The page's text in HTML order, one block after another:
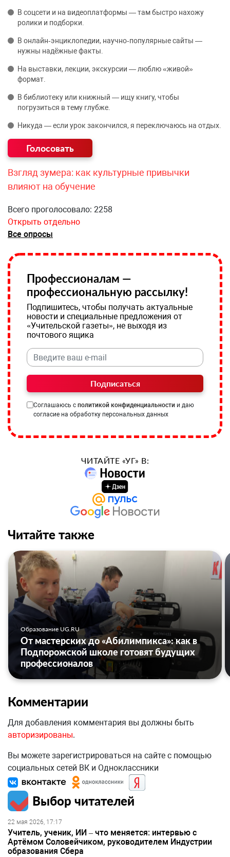
В соцсети и на видеоплатформы — там быстро нахожу
ролики и подборки.
В онлайн‑энциклопедии, научно‑популярные сайты —
нужны надёжные факты.
На выставки, лекции, экскурсии — люблю «живой»
формат.
В библиотеку или книжный — ищу книгу, чтобы
погрузиться в тему глубже.
Никуда — если урок закончился, я переключаюсь на отдых.
Взгляд зумера: как культурные привычки
влияют на обучение
Всего проголосовало: 2258
Открыть отдельно
Все опросы
Профессионалам —
профессиональную рассылку!
Подпишитесь, чтобы получать актуальные
новости и специальные предложения от
«Учительской газеты», не выходя из
почтового ящика
Подписаться
Соглашаюсь с политикой конфиденциальности и даю
согласие на обработку персональных данных
ЧИТАЙТЕ «УГ» В:
Читайте также
Образование UG.RU
От мастерских до «Абилимпикса»: как в
Подпорожской школе готовят будущих
профессионалов
Комментарии
Для добавления комментария вы должны быть
авторизированы.
Вы можете зарегистрироваться на сайте с помощью
социальных сетей ВК и Одноклассники
Выбор читателей
22 мая 2026, 17:17
Учитель, ученик, ИИ – что меняется: интервью с
Артёмом Соловейчиком, руководителем Индустрии
образования Сбера